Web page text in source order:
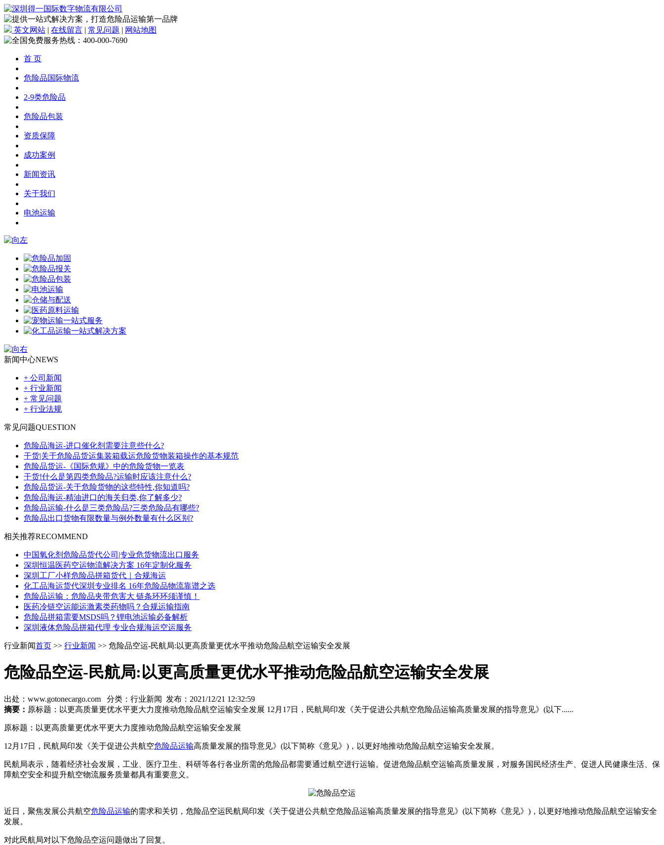
英文网站 | 在线留言 | 常见问题 | 网站地图
首 页
危险品国际物流
2-9类危险品
危险品包装
资质保障
成功案例
新闻资讯
关于我们
电池运输
新闻中心NEWS
+ 公司新闻
+ 行业新闻
+ 常见问题
+ 行业法规
常见问题QUESTION
危险品海运-进口催化剂需要注意些什么?
干货|关于危险品货运集装箱载运危险货物装箱操作的基本规范
危险品货运-《国际危规》中的危险货物一览表
干货!什么是第四类危险品?运输时应该注意什么?
危险品货运-关于危险货物的这些特性,你知道吗?
危险品海运-精油进口的海关归类,你了解多少?
危险品运输-什么是三类危险品?三类危险品有哪些?
危险品出口货物有限数量与例外数量有什么区别?
相关推荐RECOMMEND
中国氧化剂危险品货代公司|专业危货物流出口服务
深圳恒温医药空运物流解决方案 16年定制化服务
深圳工厂小样危险品拼箱货代｜合规海运
化工品海运货代深圳专业排名 16年危险品物流靠谱之选
危险品运输：危险品夹带危害大 链条环环须谨慎！
医药冷链空运能运激素类药物吗？合规运输指南
危险品拼箱需要MSDS吗？锂电池运输必备解析
深圳液体危险品拼箱代理 专业合规海运空运服务
行业新闻首页 >> 行业新闻 >> 危险品空运-民航局:以更高质量更优水平推动危险品航空运输安全发展
危险品空运-民航局:以更高质量更优水平推动危险品航空运输安全发展
出处：www.gotonecargo.com 分类：行业新闻 发布：2021/12/21 12:32:59
摘要： 原标题：以更高质量更优水平更大力度推动危险品航空运输安全发展 12月17日，民航局印发《关于促进公共航空危险品运输高质量发展的指导意见》(以下......
原标题：以更高质量更优水平更大力度推动危险品航空运输安全发展
12月17日，民航局印发《关于促进公共航空危险品运输高质量发展的指导意见》(以下简称《意见》)，以更好地推动危险品航空运输安全发展。
民航局表示，随着经济社会发展，工业、医疗卫生、科研等各行各业所需的危险品都需要通过航空进行运输。促进危险品航空运输高质量发展，对服务国民经济生产、促进人民健康生活、保
障航空安全和提升航空物流服务质量都具有重要意义。
近日，聚焦发展公共航空危险品运输的需求和关切，危险品空运民航局印发《关于促进公共航空危险品运输高质量发展的指导意见》(以下简称《意见》)，以更好地推动危险品航空运输安全
发展。
对此民航局对以下危险品空运问题做出了回复。